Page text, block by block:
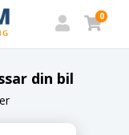
0
din bil